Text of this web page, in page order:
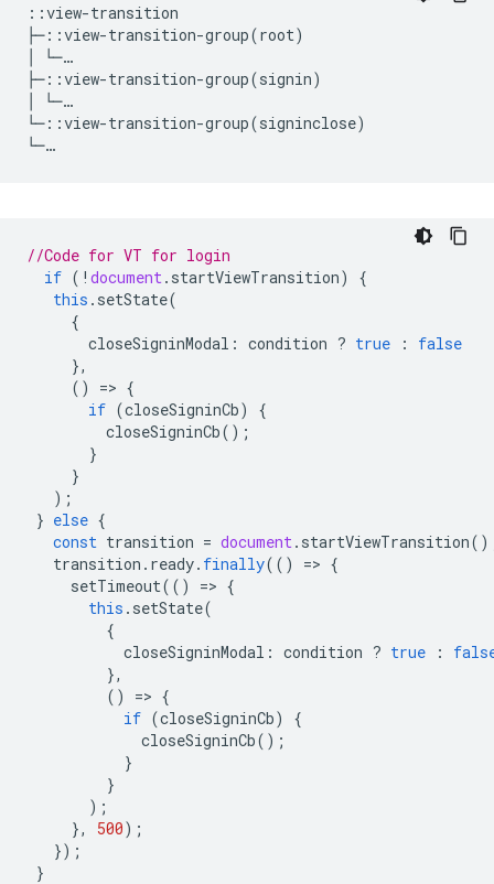
::view-transition
├─::view-transition-group(root)
│ └─…
├─::view-transition-group(signin)
│ └─…
└─::view-transition-group(signinclose)
//Code for VT for login
if ( ! document . startViewTransition)
{
this . setState(
{
closeSigninModal : condition ? true :
false
},
()
=> {
if (closeSigninCb)
{
closeSigninCb();
}
}
);
} else {
const transition = document . startViewTransition
transition . ready. finally(() => {
setTimeout(() => {
this . setState(
{
closeSigninModal : condition ? true :
},
()
=> {
if (closeSigninCb)
{
closeSigninCb();
}
}
);
},
500);
});
}